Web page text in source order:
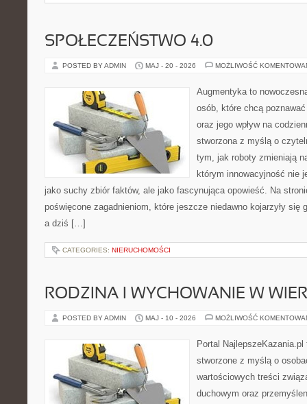
SPOŁECZEŃSTWO 4.0
POSTED BY ADMIN MAJ - 20 - 2026 MOŻLIWOŚĆ
Augmentyka to
osób, które chcą
oraz jego wpływ na
stworzona z myślą o
tym, jak roboty zmieniają
którym innowacyjność nie
jako suchy zbiór faktów, ale jako fascynująca opowieść. Na
poświęcone zagadnieniom, które jeszcze niedawno kojarzyły się
a dziś […]
CATEGORIES: NIERUCHOMOŚCI
RODZINA I WYCHOWANIE W
POSTED BY ADMIN MAJ - 10 - 2026 MOŻLIWOŚĆ
Portal
stworzone z myślą o
wartościowych treści
duchowym oraz